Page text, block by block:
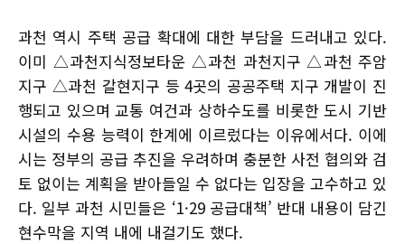
과천 역시 주택 공급 확대에 대한 부담을 드러내고 있다.
이미 △과천지식정보타운 △과천 과천지구 △과천 주암
지구 △과천 갈현지구 등 4곳의 공공주택 지구 개발이 진
행되고 있으며 교통 여건과 상하수도를 비롯한 도시 기반
시설의 수용 능력이 한계에 이르렀다는 이유에서다. 이에
시는 정부의 공급 추진을 우려하며 충분한 사전 협의와 검
토 없이는 계획을 받아들일 수 없다는 입장을 고수하고 있
다. 일부 과천 시민들은 ‘1·29 공급대책’ 반대 내용이 담긴
현수막을 지역 내에 내걸기도 했다.